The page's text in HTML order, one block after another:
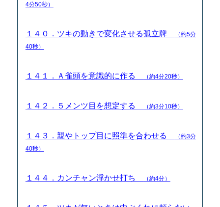
4分50秒）
１４０．ツキの動きで変化させる孤立牌
（約5分
40秒）
１４１．Ａ雀頭を意識的に作る （約4分20秒）
１４２．５メンツ目を想定する （約3分10秒）
１４３．親やトップ目に照準を合わせる
（約3分
40秒）
１４４．カンチャン浮かせ打ち （約4分）